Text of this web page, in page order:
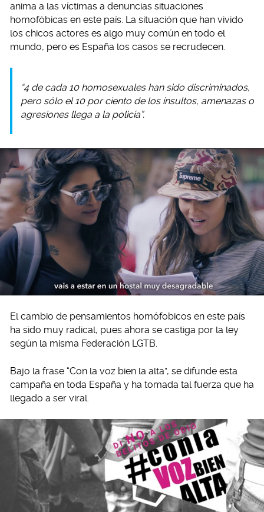
anima a las víctimas a denuncias situaciones
homofóbicas en este país. La situación que han vivido
los chicos actores es algo muy común en todo el
mundo, pero es España los casos se recrudecen.
“4 de cada 10 homosexuales han sido discriminados,
pero sólo el 10 por ciento de los insultos, amenazas o
agresiones llega a la policía”.
El cambio de pensamientos homófobicos en este país
ha sido muy radical, pues ahora se castiga por la ley
según la misma Federación LGTB.
Bajo la frase “Con la voz bien la alta”, se difunde esta
campaña en toda España y ha tomada tal fuerza que ha
llegado a ser viral.